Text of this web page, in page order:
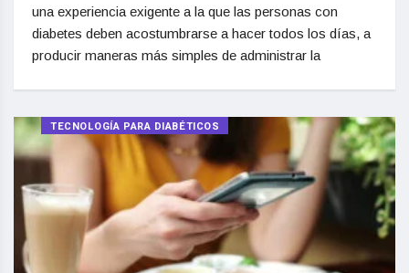
una experiencia exigente a la que las personas con
diabetes deben acostumbrarse a hacer todos los días, a
producir maneras más simples de administrar la
TECNOLOGÍA PARA DIABÉTICOS